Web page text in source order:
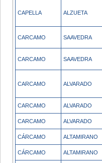
CAPELLA ALZUETA
CARCAMO SAAVEDRA
CARCAMO SAAVEDRA
CARCAMO ALVARADO
CARCAMO ALVARADO
CARCAMO ALVARADO
CÁRCAMO ALTAMIRANO
CÁRCAMO ALTAMIRANO